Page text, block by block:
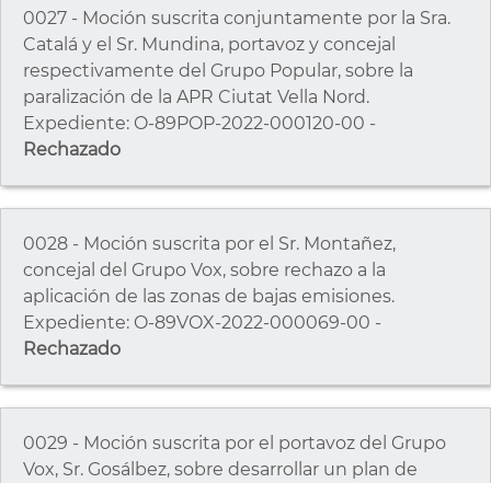
0027 - Moción suscrita conjuntamente por la Sra.
Catalá y el Sr. Mundina, portavoz y concejal
respectivamente del Grupo Popular, sobre la
paralización de la APR Ciutat Vella Nord.
Expediente: O-89POP-2022-000120-00 -
Rechazado
0028 - Moción suscrita por el Sr. Montañez,
concejal del Grupo Vox, sobre rechazo a la
aplicación de las zonas de bajas emisiones.
Expediente: O-89VOX-2022-000069-00 -
Rechazado
0029 - Moción suscrita por el portavoz del Grupo
Vox, Sr. Gosálbez, sobre desarrollar un plan de